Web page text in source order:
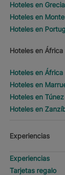
Hoteles en Grecia
Hoteles en
Hoteles en
Hoteles en África
Hoteles en África
Hoteles en
Hoteles en Túnez
Hoteles en
Experiencias
Experiencias
Tarjetas regalo